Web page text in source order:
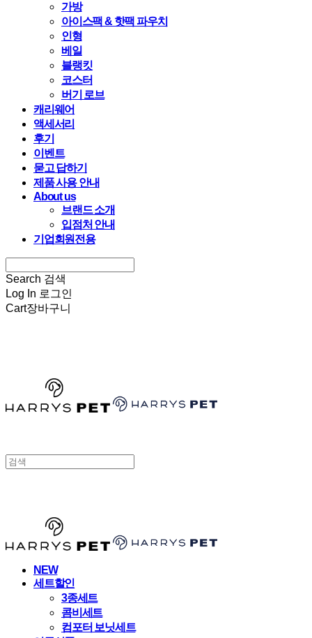
가방
아이스팩 & 핫팩 파우치
인형
베일
블랭킷
코스터
버기 로브
캐리웨어
액세서리
후기
이벤트
묻고 답하기
제품 사용 안내
About us
브랜드 소개
입점처 안내
기업회원전용
Search 검색
Log In 로그인
Cart장바구니
NEW
세트할인
3종세트
콤비세트
컴포터 보닛세트